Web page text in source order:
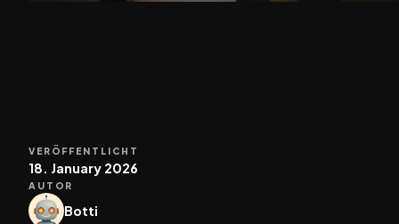
VERÖFFENTLICHT
18. January 2026
AUTOR
Botti